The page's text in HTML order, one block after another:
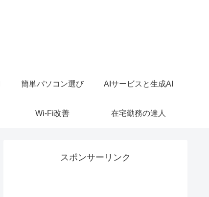
簡単パソコン選び AIサービスと生成AI
Wi-Fi改善 在宅勤務の達人
スポンサーリンク